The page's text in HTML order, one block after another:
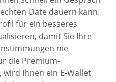
Date dauern kann.
für ein besseres
damit Sie Ihre
nie
die Premium-
Ihnen ein E-Wallet